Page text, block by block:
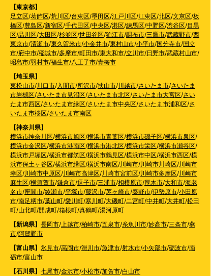
【東京都】
足立区/葛飾区/荒川区/台東区/墨田区/江戸川区/江東区/北区/文京区/板
橋区/豊島区/新宿区/千代田区/中央区/港区/練馬区/中野区/渋谷区/目黒
区/品川区/大田区/杉並区/世田谷区/狛江市/調布市/三鷹市/武蔵野市/西
東京市/清瀬市/東久留米市/小金井市/東村山市/小平市/国分寺市/国立
市/府中市/稲城市/多摩市/町田市/東大和市/立川市/日野市/武蔵村山市/
昭島市/羽村市/福生市/八王子市/青梅市
【埼玉県】
東松山市/川口市/入間市/所沢市/挟山市/川越市/さいたま市/さいたま
市岩槻区/さいたま市見沼区/さいたま市北区/さいたま市大宮区/さい
たま市西区/さいたま市緑区/さいたま市中央区/さいたま市浦和区/さ
いたま市桜区/さいたま市南区
【神奈川県】
横浜市神奈川区/横浜市旭区/横浜市青葉区/横浜市磯子区/横浜市泉区/
横浜市金沢区/横浜市港南区/横浜市港北区/横浜市栄区/横浜市瀬谷区/
横浜市戸塚区/横浜市都筑区/横浜市鶴見区/横浜市中区/横浜市西区/横
浜市保土ヶ谷区/横浜市緑区/横浜市南区/川崎市/川崎市川崎区/川崎市
幸区/川崎市中原区/川崎市高津区/川崎市宮前区/川崎市多摩区/川崎市
麻生区/横須賀市/鎌倉市/逗子市/三浦市/相模原市/厚木市/大和市/海老
名市/座間市/綾瀬市/平塚市/藤沢市/茅ヶ崎市/秦野市/伊勢原市/小田原
市/南足柄市/葉山町/愛川町/寒川町/大磯町/二宮町/中井町/大井町/松田
町/山北町/開成町/箱根町/真鶴町/湯河原町
【新潟県】 長岡市/上越市/柏崎市/五泉市/糸魚川市/妙高市/三条市/燕
市/阿賀野市
【富山県】 氷見市/高岡市/滑川市/魚津市/射水市/小矢部市/砺波市/南
砺市/富山市
【石川県】 七尾市/金沢市/小松市/加賀市/白山市